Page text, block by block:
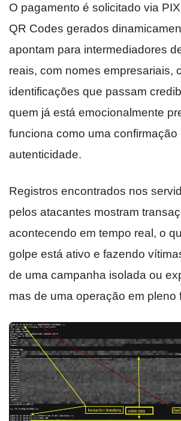
O pagamento é solicitado via
QR Codes gerados
apontam para intermediadores
reais, com nomes empresariais,
identificações que passam
quem já está emocionalmente
funciona como uma confirmação
autenticidade.
Registros encontrados nos
pelos atacantes mostram
acontecendo em tempo real, o
golpe está ativo e fazendo
de uma campanha isolada ou
mas de uma operação em pleno